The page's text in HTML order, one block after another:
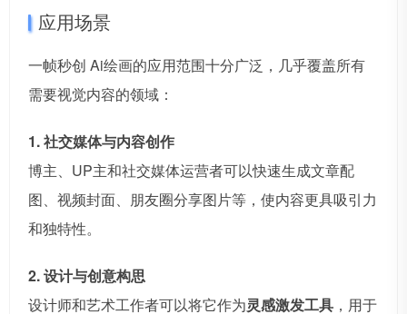
应用场景
一帧秒创 Ai绘画的应用范围十分广泛，几乎覆盖所有
需要视觉内容的领域：
1. 社交媒体与内容创作
博主、UP主和社交媒体运营者可以快速生成文章配
图、视频封面、朋友圈分享图片等，使内容更具吸引力
和独特性。
2. 设计与创意构思
设计师和艺术工作者可以将它作为灵感激发工具 ，用于